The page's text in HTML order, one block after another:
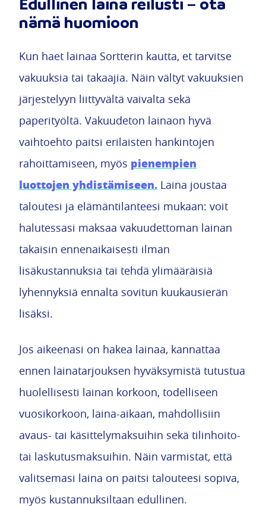
nämä huomioon
Kun haet lainaa Sortterin kautta, et tarvitse
vakuuksia tai takaajia. Näin vältyt vakuuksien
järjestelyyn liittyvältä vaivalta sekä
paperityöltä. Vakuudeton lainaon hyvä
vaihtoehto paitsi erilaisten hankintojen
rahoittamiseen, myös pienempien
luottojen yhdistämiseen. Laina joustaa
taloutesi ja elämäntilanteesi mukaan: voit
halutessasi maksaa vakuudettoman lainan
takaisin ennenaikaisesti ilman
lisäkustannuksia tai tehdä ylimääräisiä
lyhennyksiä ennalta sovitun kuukausierän
lisäksi.
Jos aikeenasi on hakea lainaa, kannattaa
ennen lainatarjouksen hyväksymistä tutustua
huolellisesti lainan korkoon, todelliseen
vuosikorkoon, laina-aikaan, mahdollisiin
avaus- tai käsittelymaksuihin sekä tilinhoito-
tai laskutusmaksuihin. Näin varmistat, että
valitsemasi laina on paitsi talouteesi sopiva,
myös kustannuksiltaan edullinen.